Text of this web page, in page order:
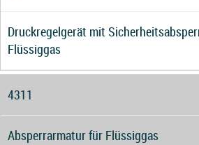
Druckregelgerät mit
Flüssiggas
4311
Absperrarmatur für Flüssiggas